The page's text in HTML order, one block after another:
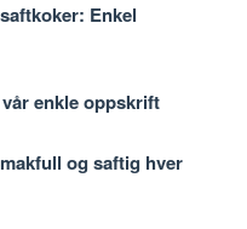
Enkel
enkle oppskrift
og saftig hver